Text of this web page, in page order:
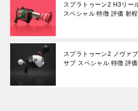
スプラトゥーン2 H3リー
スペシャル 特徴 評価 射程
スプラトゥーン2 ノヴァ
サブ スペシャル 特徴 評